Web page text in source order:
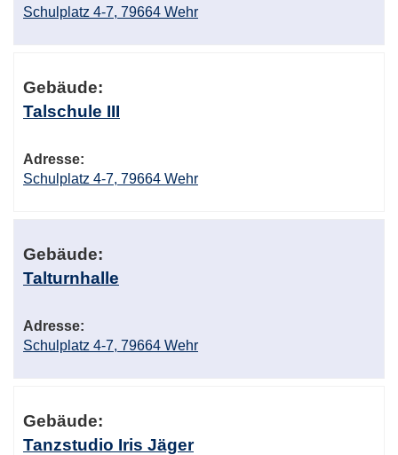
Schulplatz 4-7, 79664 Wehr
Gebäude:
Talschule III
Adresse:
Schulplatz 4-7, 79664 Wehr
Gebäude:
Talturnhalle
Adresse:
Schulplatz 4-7, 79664 Wehr
Gebäude:
Tanzstudio Iris Jäger